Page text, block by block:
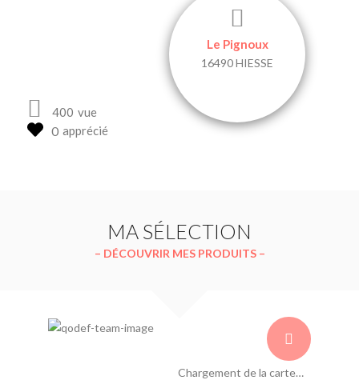
400 vue
apprécié
Le Pignoux
16490 HIESSE
MA SÉLECTION
– DÉCOUVRIR MES PRODUITS –
Chargement de la carte…